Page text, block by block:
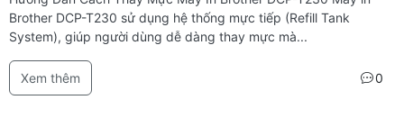
Brother DCP-T230 sử dụng hệ thống mực tiếp (Refill Tank
System), giúp người dùng dễ dàng thay mực mà...
Xem thêm 0